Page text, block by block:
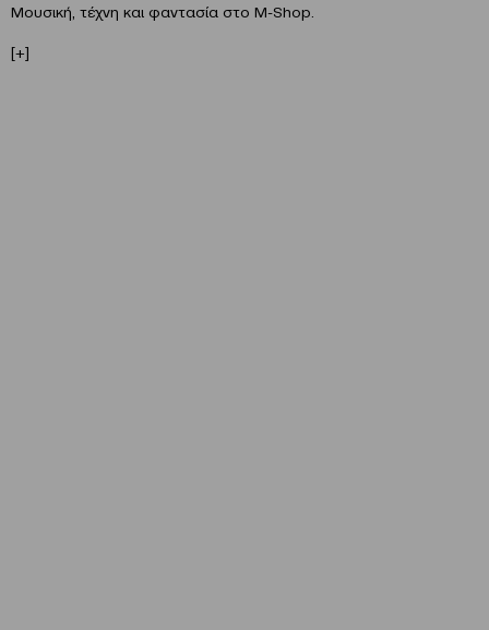
Μουσική, τέχνη και φαντασία στο M-Shop.
[+]